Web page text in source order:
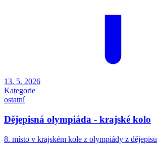
13. 5. 2026
Kategorie
ostatní
Dějepisná olympiáda - krajské kolo
8. místo v krajském kole z olympiády z dějepisu